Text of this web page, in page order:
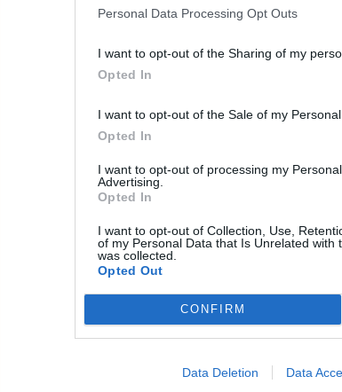
Personal Data Processing Opt Outs
I want to opt-out of the Sharing of my
Opted In
I want to opt-out of the Sale of my Personal
Opted In
I want to opt-out of processing my
Advertising.
Opted In
I want to opt-out of Collection, Use,
of my Personal Data that Is Unrelated with
was collected.
Opted Out
CONFIRM
Data Deletion Data
esta canción?